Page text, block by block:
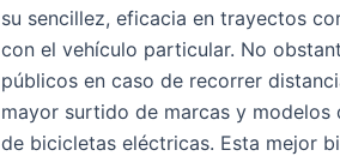
su sencillez, eficacia en trayectos
con el vehículo particular. No
públicos en caso de recorrer
mayor surtido de marcas y
de bicicletas eléctricas. Esta mejor